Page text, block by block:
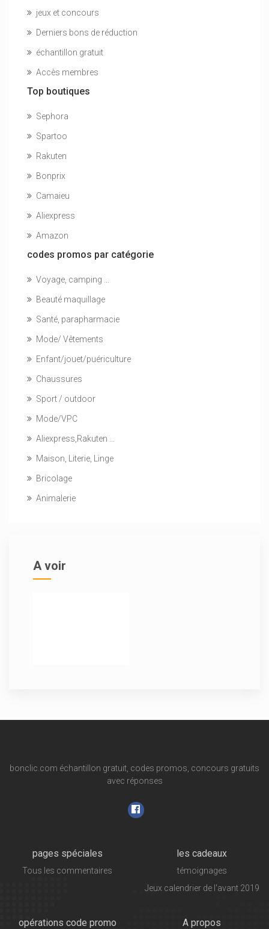
jeux et concours
Derniers bons de réduction
échantillon gratuit
Accès membres
Top boutiques
Sephora
Spartoo
Rakuten
Bonprix
Camaieu
Aliexpress
Amazon
codes promos par catégorie
Voyage, camping ...
Beauté maquillage
Santé, parapharmacie
Mode/ Vêtements
Enfant/jouet/puériculture
Chaussures
Sport / outdoor
Mode/VPC
Aliexpress,Rakuten ...
Maison, Literie, Linge
Bricolage
Animalerie
A voir
bonclic.com échantillon gratuit, codes promos, concours gratuits
avec réponses
pages spéciales
Tous les commentaires
les cadeaux
témoignages
Jeux calendrier de l'avant 2019
opérations code promo A propos